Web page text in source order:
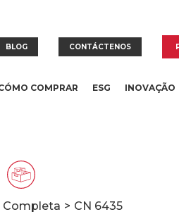
BLOG CONTÁCTENOS
COMPRAR ESG INOVAÇÃO
Completa > CN 6435